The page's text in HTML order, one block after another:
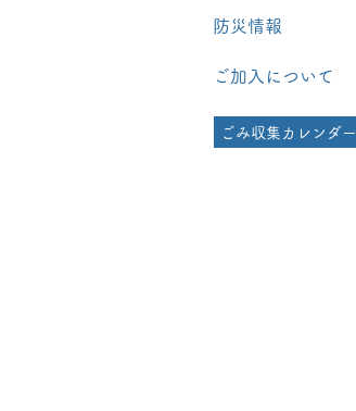
防災情報
ご加入について
ごみ収集カレンダー